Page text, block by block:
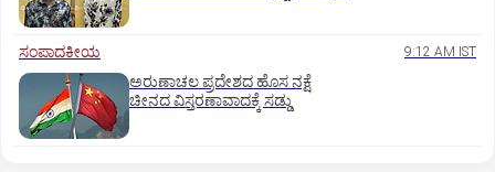
ಸಂಪಾದಕೀಯ 9:12 AM IST
ಅರುಣಾಚಲ ಪ್ರದೇಶದ ಹೊಸ ನಕ್ಷೆ
ಚೀನದ ವಿಸ್ತರಣಾವಾದಕ್ಕೆ ಸಡ್ಡು